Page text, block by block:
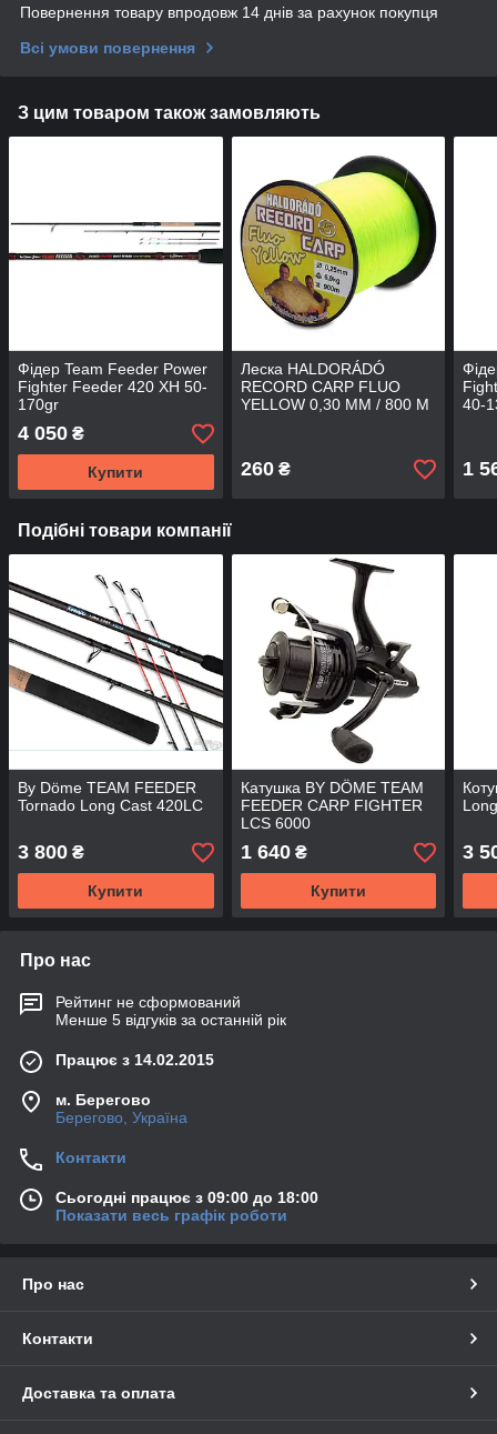
Повернення товару впродовж 14 днів за рахунок покупця
Всі умови повернення
З цим товаром також замовляють
Фідер Team Feeder Power
Fighter Feeder 420 XH 50-
170gr
4 050 ₴
Купити
Леска HALDORÁDÓ
RECORD CARP FLUO
YELLOW 0,30 MM / 800 M
260₴
40-
1
Подібні товари компанії
By Döme TEAM FEEDER
Tornado Long Cast 420LC
3 800 ₴
Купити
Катушка BY DÖME TEAM
FEEDER CARP FIGHTER
LCS 6000
1 640₴
Купити
3
Про нас
Рейтинг не сформований
Менше 5 відгуків за останній рік
Працює з 14.02.2015
м. Берегово
Берегово, Україна
Контакти
Сьогодні працює з 09:00 до 18:00
Показати весь графік роботи
Про нас
Контакти
Доставка та оплата